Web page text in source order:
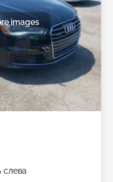
images
слева